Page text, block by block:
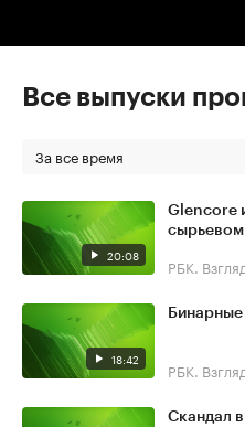
Все выпуски
За все время
20:08
Glencore
РБК. Взгляд
18:42 РБК. Взгляд
Скандал